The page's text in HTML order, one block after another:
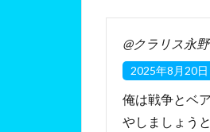
@クラリス永野
2025年8月20
俺は戦争とベ
やしましょう